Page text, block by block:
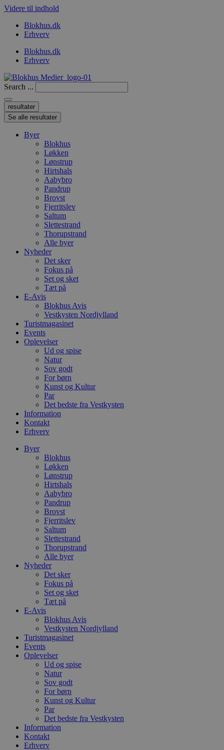
Videre til indhold
Blokhus.dk
Erhverv
Blokhus.dk
Erhverv
Search ...
resultater
Se alle resultater
Byer
Blokhus
Løkken
Lønstrup
Hirtshals
Aabybro
Pandrup
Brovst
Fjerritslev
Saltum
Slettestrand
Thorupstrand
Alle byer
Nyheder
Det sker
Fokus på
Set og sket
Tæt på
E-Avis
Blokhus Avis
Vestkysten Nordjylland
Turistmagasinet
Events
Oplevelser
Ud og spise
Natur
Sov godt
For børn
Kunst og Kultur
Par
Det bedste fra Vestkysten
Information
Kontakt
Erhverv
Byer
Blokhus
Løkken
Lønstrup
Hirtshals
Aabybro
Pandrup
Brovst
Fjerritslev
Saltum
Slettestrand
Thorupstrand
Alle byer
Nyheder
Det sker
Fokus på
Set og sket
Tæt på
E-Avis
Blokhus Avis
Vestkysten Nordjylland
Turistmagasinet
Events
Oplevelser
Ud og spise
Natur
Sov godt
For børn
Kunst og Kultur
Par
Det bedste fra Vestkysten
Information
Kontakt
Erhverv